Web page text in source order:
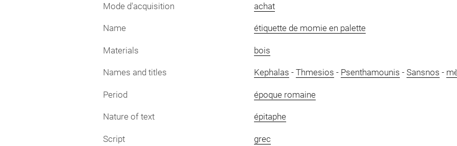
Mode d'acquisition achat
Name étiquette de momie en palette
Materials bois
Names and titles Kephalas - Thmesios - Psenthamounis - Sansnos -
Period époque romaine
Nature of text épitaphe
Script grec